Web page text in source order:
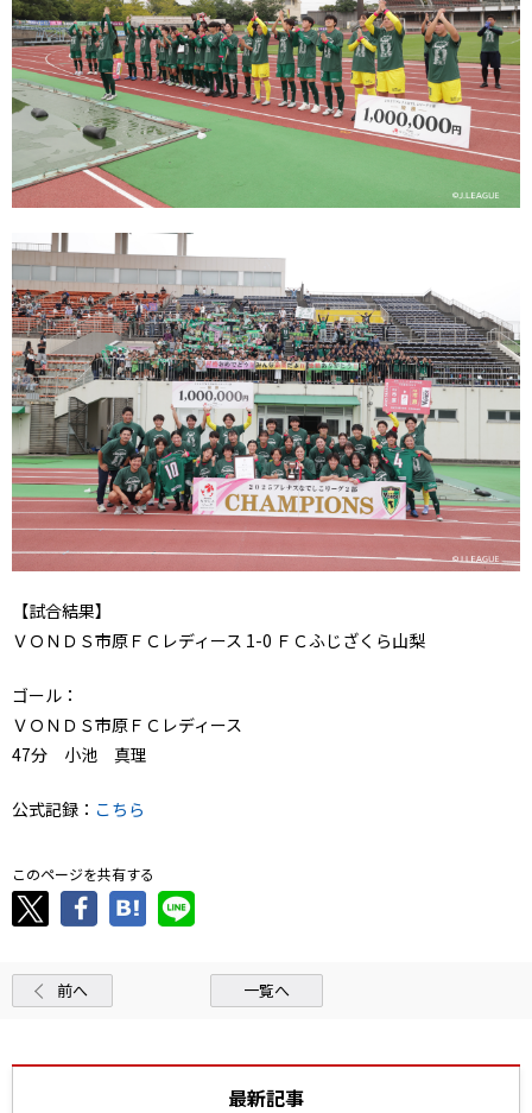
【試合結果】
ＶＯＮＤＳ市原ＦＣレディース 1-0 ＦＣふじざくら山梨
ゴール：
ＶＯＮＤＳ市原ＦＣレディース
47分 小池 真理
公式記録： こちら
このページを共有する
前へ 一覧へ
最新記事